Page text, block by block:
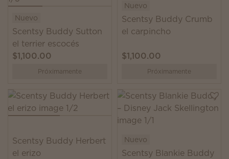
Nuevo
Scentsy Buddy Sutton
el terrier escocés
$1,100.00
Próximamente
Nuevo
Scentsy Buddy Crumb
el carpincho
$1,100.00
Próximamente
Scentsy Buddy Herbert
el erizo
Nuevo
Scentsy Blankie Buddy